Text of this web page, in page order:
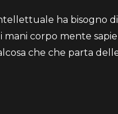
ha bisogno
mani corpo mente
che che parta